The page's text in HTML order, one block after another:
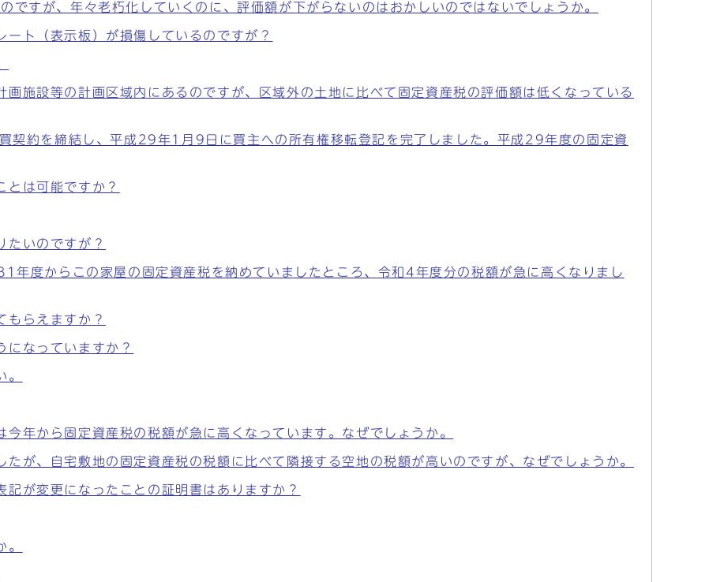
ですが、年々老朽化していくのに、評価額が下がらないのはおかしいのではないでしょうか。
ト（表示板）が損傷しているのですが？
施設等の計画区域内にあるのですが、区域外の土地に比べて固定資産税の評価額は低くなっている
約を締結し、平成29年1月9日に買主への所有権移転登記を完了しました。平成29年度の固定資
とは可能ですか？
たいのですが？
年度からこの家屋の固定資産税を納めていましたところ、令和4年度分の税額が急に高くなりまし
もらえますか？
になっていますか？
。
年から固定資産税の税額が急に高くなっています。なぜでしょうか。
が、自宅敷地の固定資産税の税額に比べて隣接する空地の税額が高いのですが、なぜでしょうか。
が変更になったことの証明書はありますか？
。